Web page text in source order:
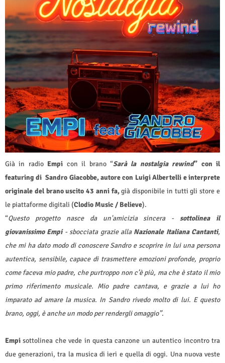
Già in radio Empi con il brano “Sarà la nostalgia rewind” con il
featuring di Sandro Giacobbe, autore con Luigi Albertelli e interprete
originale del brano uscito 43 anni fa,già disponibile in tutti gli store e
le piattaforme digitali (Clodio Music / Believe).
“Questo progetto nasce da un'amicizia sincera -sottolinea il
giovanissimo Empi- sbocciata grazie alla Nazionale Italiana Cantanti,
che mi ha dato modo di conoscere Sandro e scoprire in lui una persona
autentica, sensibile, capace di trasmettere emozioni profonde, proprio
come faceva mio padre, che purtroppo non c’è più, ma che è stato il mio
primo riferimento musicale. Mio padre cantava, e grazie a lui ho
imparato ad amare la musica. In Sandro rivedo molto di lui. E questo
brano, oggi, è anche un modo per rendergli omaggio”.
Empi sottolinea che vede in questa canzone un autentico incontro tra
due generazioni, tra la musica di ieri e quella di oggi. Una nuova veste